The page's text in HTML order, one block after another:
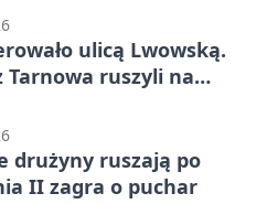
ulicą Lwowską.
Tarnowa ruszyli na
drużyny ruszają po
II zagra o puchar